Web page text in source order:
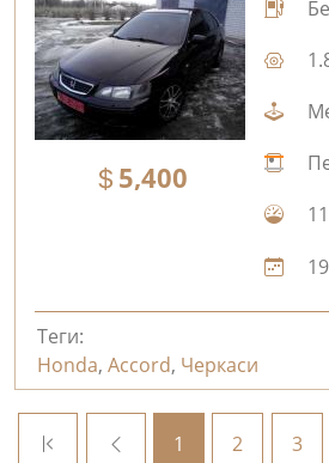
5,400
Теги:
Honda, Accord, Черкаси
1 2 3